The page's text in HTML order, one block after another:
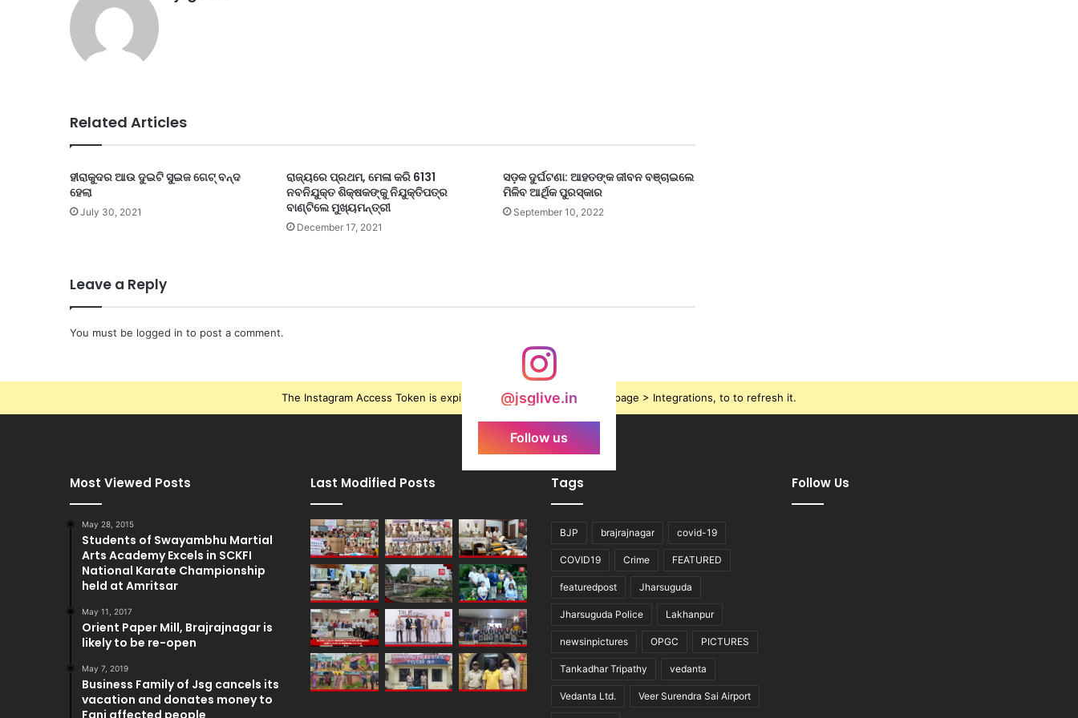
Related Articles
ହୀରାକୁଦର ଆଉ ଦୁଇଟି ସୁଇଜ ଗେଟ୍ ବନ୍ଦ
ହେଲା
July 30, 2021
ରାଜ୍ୟରେ ପ୍ରଥମ, ମେଳା କରି 6131
ନବନିଯୁକ୍ତ ଶିକ୍ଷକଙ୍କୁ ନିଯୁକ୍ତିପତ୍ର
ବାଣ୍ଟିଲେ ମୁଖ୍ୟମନ୍ତ୍ରୀ
December 17, 2021
ସଡ଼କ ଦୁର୍ଘଟଣା: ଆହତଙ୍କ ଜୀବନ ବଞ୍ଚାଇଲେ
ମିଳିବ ଆର୍ଥିକ ପୁରସ୍କାର
September 10, 2022
Leave a Reply
You must be logged in to post a comment.
@jsglive.in
Follow us
The Instagram Access Token is expired, Go to the Theme options page > Integrations, to to refresh it.
Most Viewed Posts
May 28, 2015
Students of Swayambhu Martial
Arts Academy Excels in SCKFI
National Karate Championship
held at Amritsar
May 11, 2017
Orient Paper Mill, Brajrajnagar is
likely to be re-open
May 7, 2019
Business Family of Jsg cancels its
vacation and donates money to
Last Modified Posts Tags
BJP brajrajnagar covid-19
COVID19 Crime FEATURED
featuredpost Jharsuguda
Jharsuguda Police Lakhanpur
newsinpictures OPGC PICTURES
Tankadhar Tripathy vedanta
Vedanta Ltd. Veer Surendra Sai Airport
Follow Us